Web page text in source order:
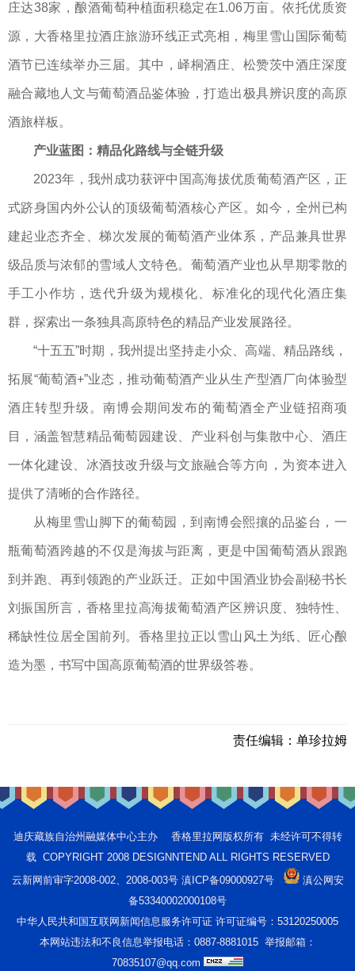
庄达38家，酿酒葡萄种植面积稳定在1.06万亩。依托优质资
源，大香格里拉酒庄旅游环线正式亮相，梅里雪山国际葡萄
酒节已连续举办三届。其中，峄桐酒庄、松赞茨中酒庄深度
融合藏地人文与葡萄酒品鉴体验，打造出极具辨识度的高原
酒旅样板。
产业蓝图：精品化路线与全链升级
2023年，我州成功获评中国高海拔优质葡萄酒产区，正
式跻身国内外公认的顶级葡萄酒核心产区。如今，全州已构
建起业态齐全、梯次发展的葡萄酒产业体系，产品兼具世界
级品质与浓郁的雪域人文特色。葡萄酒产业也从早期零散的
手工小作坊，迭代升级为规模化、标准化的现代化酒庄集
群，探索出一条独具高原特色的精品产业发展路径。
“十五五”时期，我州提出坚持走小众、高端、精品路线，
拓展“葡萄酒+”业态，推动葡萄酒产业从生产型酒厂向体验型
酒庄转型升级。南博会期间发布的葡萄酒全产业链招商项
目，涵盖智慧精品葡萄园建设、产业科创与集散中心、酒庄
一体化建设、冰酒技改升级与文旅融合等方向，为资本进入
提供了清晰的合作路径。
从梅里雪山脚下的葡萄园，到南博会熙攘的品鉴台，一
瓶葡萄酒跨越的不仅是海拔与距离，更是中国葡萄酒从跟跑
到并跑、再到领跑的产业跃迁。正如中国酒业协会副秘书长
刘振国所言，香格里拉高海拔葡萄酒产区辨识度、独特性、
稀缺性位居全国前列。香格里拉正以雪山风土为纸、匠心酿
造为墨，书写中国高原葡萄酒的世界级答卷。
责任编辑： 单珍拉姆
迪庆藏族自治州融媒体中心主办 香格里拉网版权所有 未经许可不得转
载 COPYRIGHT 2008 DESIGNNTEND ALL RIGHTS RESERVED
云新网前审字2008-002、2008-003号 滇ICP备09000927号
滇公网安
备53340002000108号
中华人民共和国互联网新闻信息服务许可证 许可证编号：53120250005
本网站违法和不良信息举报电话：0887-8881015 举报邮箱：
70835107@qq.com